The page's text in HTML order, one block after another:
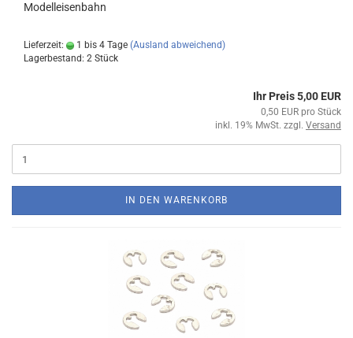
Modelleisenbahn
Lieferzeit: 1 bis 4 Tage (Ausland abweichend)
Lagerbestand: 2 Stück
Ihr Preis 5,00 EUR
0,50 EUR pro Stück
inkl. 19% MwSt. zzgl. Versand
IN DEN WARENKORB